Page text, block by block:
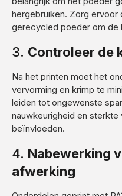
hergebruiken. Zorg
gerecycled poeder om de
3. Controleer de
Na het printen moet het
vervorming en krimp te
leiden tot ongewenste
nauwkeurigheid en
beïnvloeden.
4. Nabewerking
afwerking